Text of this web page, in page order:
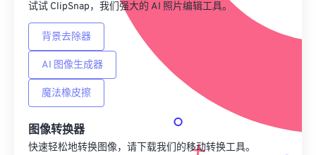
试试 ClipSnap，我们强大的 AI 照片编辑工具。
背景去除器
AI 图像生成器
魔法橡皮擦
图像转换器
快速轻松地转换图像，请下载我们的移动转换工具。